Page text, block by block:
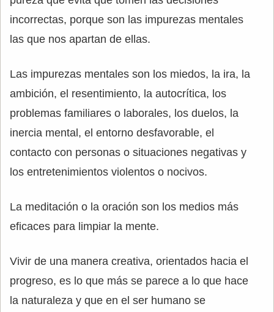
incorrectas, porque son las impurezas mentales
las que nos apartan de ellas.
Las impurezas mentales son los miedos, la ira, la
ambición, el resentimiento, la autocrítica, los
problemas familiares o laborales, los duelos, la
inercia mental, el entorno desfavorable, el
contacto con personas o situaciones negativas y
los entretenimientos violentos o nocivos.
La meditación o la oración son los medios más
eficaces para limpiar la mente.
Vivir de una manera creativa, orientados hacia el
progreso, es lo que más se parece a lo que hace
la naturaleza y que en el ser humano se